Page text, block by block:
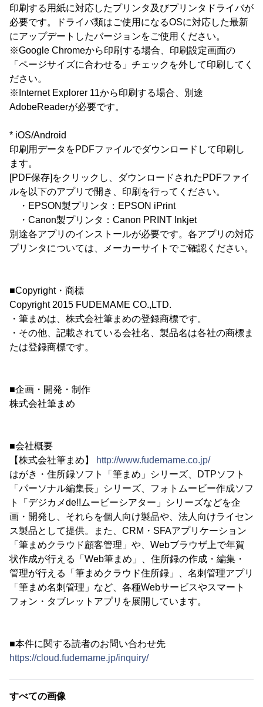
印刷する用紙に対応したプリンタ及びプリンタドライバが
必要です。ドライバ類はご使用になるOSに対応した最新
にアップデートしたバージョンをご使用ください。
※Google Chromeから印刷する場合、印刷設定画面の
「ページサイズに合わせる」チェックを外して印刷してく
ださい。
※Internet Explorer 11から印刷する場合、別途
AdobeReaderが必要です。
* iOS/Android
印刷用データをPDFファイルでダウンロードして印刷し
ます。
[PDF保存]をクリックし、ダウンロードされたPDFファイ
ルを以下のアプリで開き、印刷を行ってください。
・EPSON製プリンタ：EPSON iPrint
・Canon製プリンタ：Canon PRINT Inkjet
別途各アプリのインストールが必要です。各アプリの対応
プリンタについては、メーカーサイトでご確認ください。
■Copyright・商標
Copyright 2015 FUDEMAME CO.,LTD.
・筆まめは、株式会社筆まめの登録商標です。
・その他、記載されている会社名、製品名は各社の商標ま
たは登録商標です。
■企画・開発・制作
株式会社筆まめ
■会社概要
【株式会社筆まめ】
http://www.fudemame.co.jp/
はがき・住所録ソフト「筆まめ」シリーズ、DTPソフト
「パーソナル編集長」シリーズ、フォトムービー作成ソフ
ト「デジカメde!!ムービーシアター」シリーズなどを企
画・開発し、それらを個人向け製品や、法人向けライセン
ス製品として提供。また、CRM・SFAアプリケーション
「筆まめクラウド顧客管理」や、Webブラウザ上で年賀
状作成が行える「Web筆まめ」、住所録の作成・編集・
管理が行える「筆まめクラウド住所録」、名刺管理アプリ
「筆まめ名刺管理」など、各種Webサービスやスマート
フォン・タブレットアプリを展開しています。
■本件に関する読者のお問い合わせ先
https://cloud.fudemame.jp/inquiry/
すべての画像